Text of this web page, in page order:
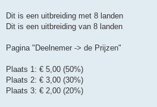
Dit is een uitbreiding met 8 landen
Dit is een uitbreiding van 8 landen
Pagina "Deelnemer -> de Prijzen"
Plaats 1: € 5,00 (50%)
Plaats 2: € 3,00 (30%)
Plaats 3: € 2,00 (20%)